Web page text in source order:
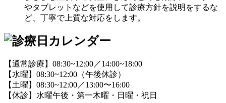
やタブレットなどを使用して診療方針を説明をするな
ど、丁寧で上質な対応をします。
【通常診療】08:30~12:00／14:00~18:00
【 水曜】08:30~12:00（午後休診）
【 土曜】08:30~12:00／13:00〜16:00
【休診】水曜午後・第一木曜・日曜・祝日